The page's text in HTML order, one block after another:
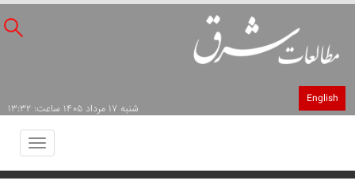
English
شنبه ۱۷ مرداد ۱۴۰۵ ساعت: ۱۳:۳۲
Toggle